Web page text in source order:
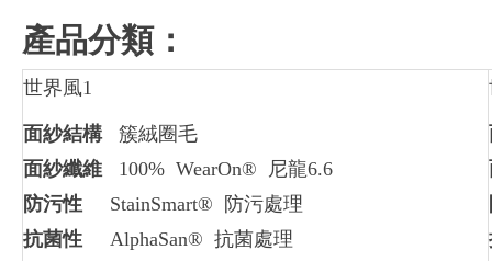
產品分類：
世界風1
面紗結構簇絨圈毛
面紗纖維 100% WearOn® 尼龍6.6
防污性
StainSmart® 防污處理
抗菌性 AlphaSan® 抗菌處理